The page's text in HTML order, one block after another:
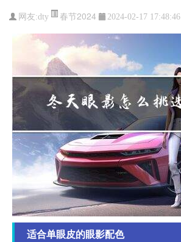
网友:dty 春节2024 2024-02-17 17:48:46
适合单眼皮的眼影配色